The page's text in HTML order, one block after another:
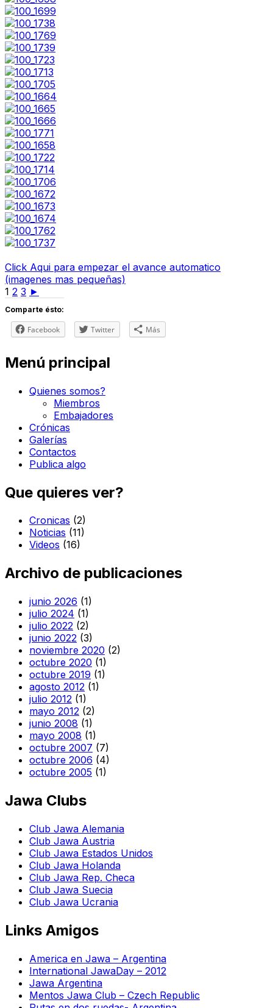
Click Aqui para empezar el avance automatico
(imagenes mas pequeñas)
1 2 3 ►
Comparte ésto:
Facebook Twitter Más
Menú principal
Quienes somos?
Miembros
Embajadores
Crónicas
Galerías
Contactos
Publica algo
Que quieres ver?
Cronicas (2)
Noticias (11)
Videos (16)
Archivo de publicaciones
junio 2026 (1)
julio 2024 (1)
julio 2022 (2)
junio 2022 (3)
noviembre 2020 (2)
octubre 2020 (1)
octubre 2019 (1)
agosto 2012 (1)
julio 2012 (1)
mayo 2012 (2)
junio 2008 (1)
mayo 2008 (1)
octubre 2007 (7)
octubre 2006 (4)
octubre 2005 (1)
Jawa Clubs
Club Jawa Alemania
Club Jawa Austria
Club Jawa Estados Unidos
Club Jawa Holanda
Club Jawa Rep. Checa
Club Jawa Suecia
Club Jawa Ucrania
Links Amigos
America en Jawa – Argentina
International JawaDay – 2012
Jawa Argentina
Mentos Jawa Club – Czech Republic